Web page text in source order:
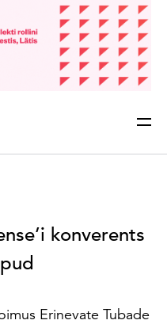
konverents
Erinevate Tubade